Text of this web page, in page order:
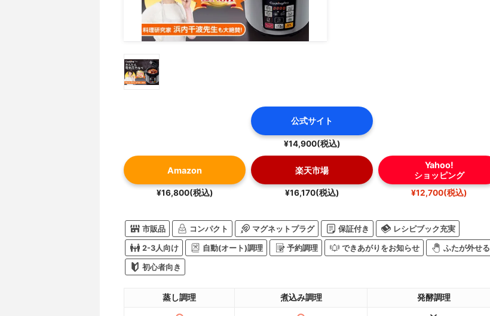
公式サイト
¥14,900(税込)
Amazon
¥16,800(税込)
楽天市場
¥16,170(税込)
Yahoo!
ショッピング
¥12,700(税込)
市販品 コンパクト マグネットプラグ 保証付き レシピブック充実
2-3人向け 自動(オート)調理 予約調理 できあがりをお知らせ ふたが外せる
初心者向き
蒸し調理 煮込み調理 発酵調理